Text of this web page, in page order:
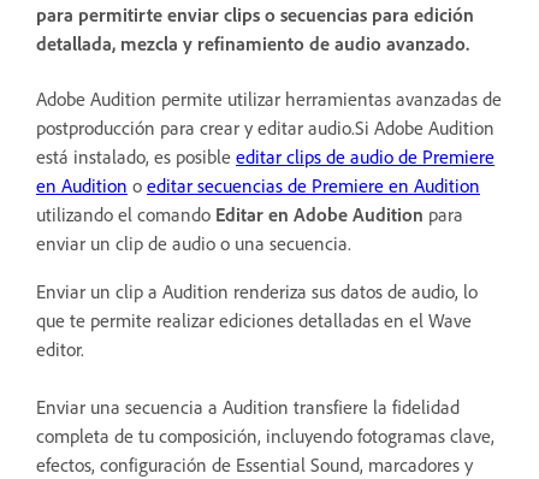
para permitirte enviar clips o secuencias para edición
detallada, mezcla y refinamiento de audio avanzado.
Adobe Audition permite utilizar herramientas avanzadas de
postproducción para crear y editar audio.Si Adobe Audition
está instalado, es posible editar clips de audio de Premiere
en Audition o editar secuencias de Premiere en Audition
utilizando el comando Editar en Adobe Audition para
enviar un clip de audio o una secuencia.
Enviar un clip a Audition renderiza sus datos de audio, lo
que te permite realizar ediciones detalladas en el Wave
editor.
Enviar una secuencia a Audition transfiere la fidelidad
completa de tu composición, incluyendo fotogramas clave,
efectos, configuración de Essential Sound, marcadores y